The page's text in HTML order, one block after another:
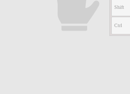
Shift
Ctrl